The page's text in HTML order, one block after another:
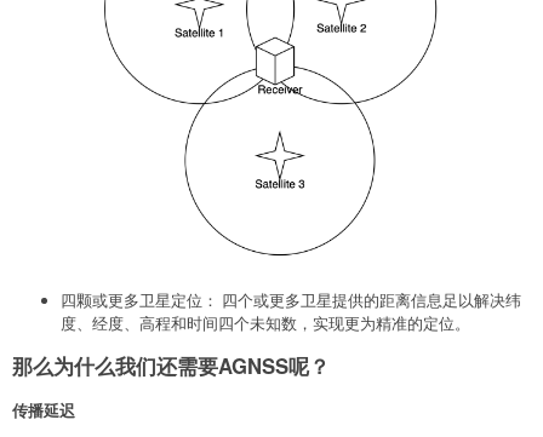
四颗或更多卫星定位： 四个或更多卫星提供的距离信息足以解决纬
度、经度、高程和时间四个未知数，实现更为精准的定位。
那么为什么我们还需要AGNSS呢？
传播延迟